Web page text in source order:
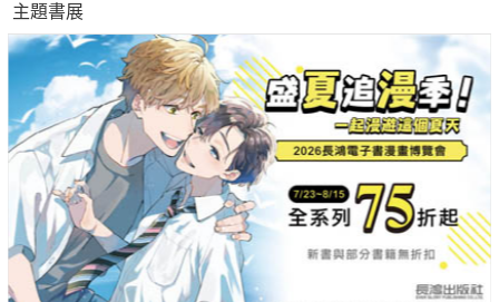
問題範圍寬廣，涵蓋多個面向；
超逼真模擬情境，加強測試結果的完整性。
以為自己很堅強，其實隱藏了一顆脆弱的心？
你——真的了解自己嗎？
主題書展